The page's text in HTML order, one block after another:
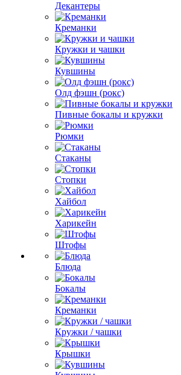
Декантеры
Креманки
Кружки и чашки
Кувшины
Олд фэшн (рокс)
Пивные бокалы и кружки
Рюмки
Стаканы
Стопки
Хайбол
Харикейн
Штофы
Блюда
Бокалы
Креманки
Кружки / чашки
Крышки